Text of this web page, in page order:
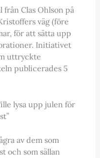
Clas Ohlson på
väg (före
för att sätta upp
Initiativet
uttryckte
publicerades 5
lysa upp julen för
av dem som
och som sällan